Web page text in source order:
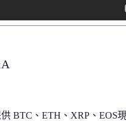
BTC、ETH、XRP、EOS